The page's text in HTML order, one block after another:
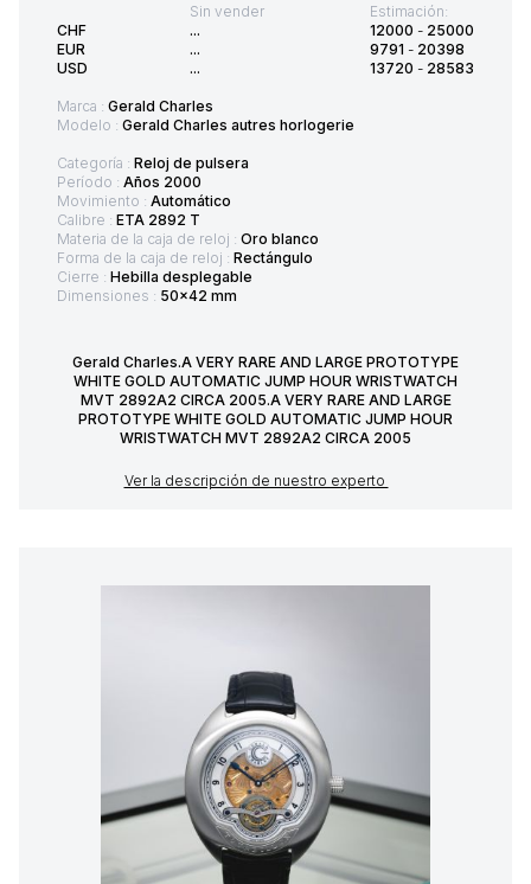
CHF
EUR
USD
Sin vender
...
...
...
Estimación:
12000 - 25000
9791 - 20398
13720 - 28583
Marca : Gerald Charles
Modelo : Gerald Charles autres horlogerie
Categoría : Reloj de pulsera
Período : Años 2000
Movimiento : Automático
Calibre : ETA 2892 T
Materia de la caja de reloj : Oro blanco
Forma de la caja de reloj : Rectángulo
Cierre : Hebilla desplegable
Dimensiones : 50x42 mm
Gerald Charles.A VERY RARE AND LARGE PROTOTYPE
WHITE GOLD AUTOMATIC JUMP HOUR WRISTWATCH
MVT 2892A2 CIRCA 2005.A VERY RARE AND LARGE
PROTOTYPE WHITE GOLD AUTOMATIC JUMP HOUR
WRISTWATCH MVT 2892A2 CIRCA 2005
Ver la descripción de nuestro experto